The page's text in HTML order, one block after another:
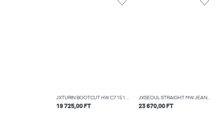
JXTURIN BOOTCUT HW C7151 JEANS DNM LN
19 725,00 FT
JXSEOUL STRAIGHT MW JEANS CR3011
23 670,00 FT